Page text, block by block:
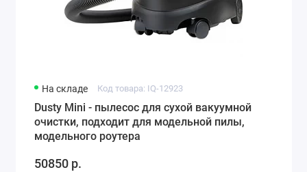
На складе Код товара: IQ-12923
Dusty Mini - пылесос для сухой вакуумной
очистки, подходит для модельной пилы,
модельного роутера
50850 р.